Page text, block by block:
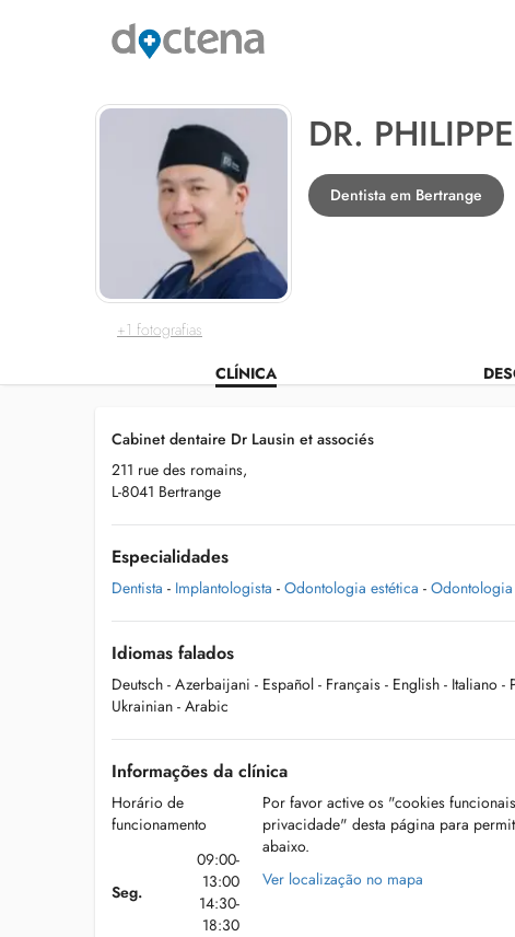
+1 fotografias
DR.
Dentista em Bertrange
CLÍNICA
Cabinet dentaire Dr Lausin et associés
211 rue des romains,
L-8041 Bertrange
Especialidades
Dentista - Implantologista - Odontologia estética -
Idiomas falados
Deutsch - Azerbaijani - Español - Français - English - Italiano -
Ukrainian - Arabic
Informações da clínica
Horário de
funcionamento
Seg.
09:00-
13:00
14:30-
18:30
Por favor active os "cookies
privacidade" desta página para
abaixo.
Ver localização no mapa